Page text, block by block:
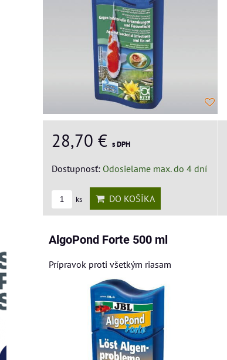
28,70 € s DPH
Dostupnosť: Odosielame max. do 4 dní
ks DO KOŠÍKA
AlgoPond Forte 500 ml
Prípravok proti všetkým riasam